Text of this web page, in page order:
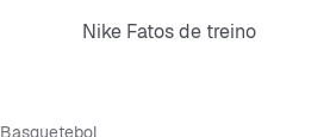
Nike Fatos de treino
Basquetebol